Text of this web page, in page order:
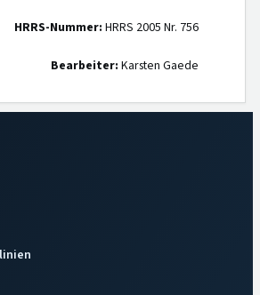
HRRS-Nummer: HRRS 2005 Nr. 756
Bearbeiter: Karsten Gaede